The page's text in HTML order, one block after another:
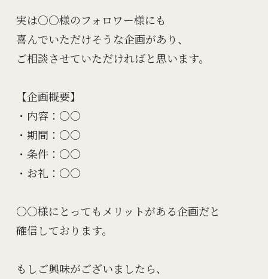
実は○○様のフォロワー様にも
喜んでいただけそうな企画があり、
ご相談させていただければと思います。
【企画概要】
・内容：○○
・期間：○○
・条件：○○
・お礼：○○
○○様にとってもメリットがある企画だと
確信しております。
もしご興味がございましたら、